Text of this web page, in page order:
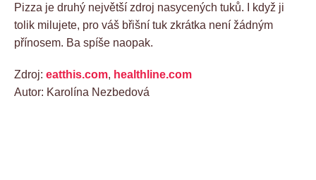
Pizza je druhý největší zdroj nasycených tuků. I když ji
tolik milujete, pro váš břišní tuk zkrátka není žádným
přínosem. Ba spíše naopak.
Zdroj: eatthis.com, healthline.com
Autor: Karolína Nezbedová